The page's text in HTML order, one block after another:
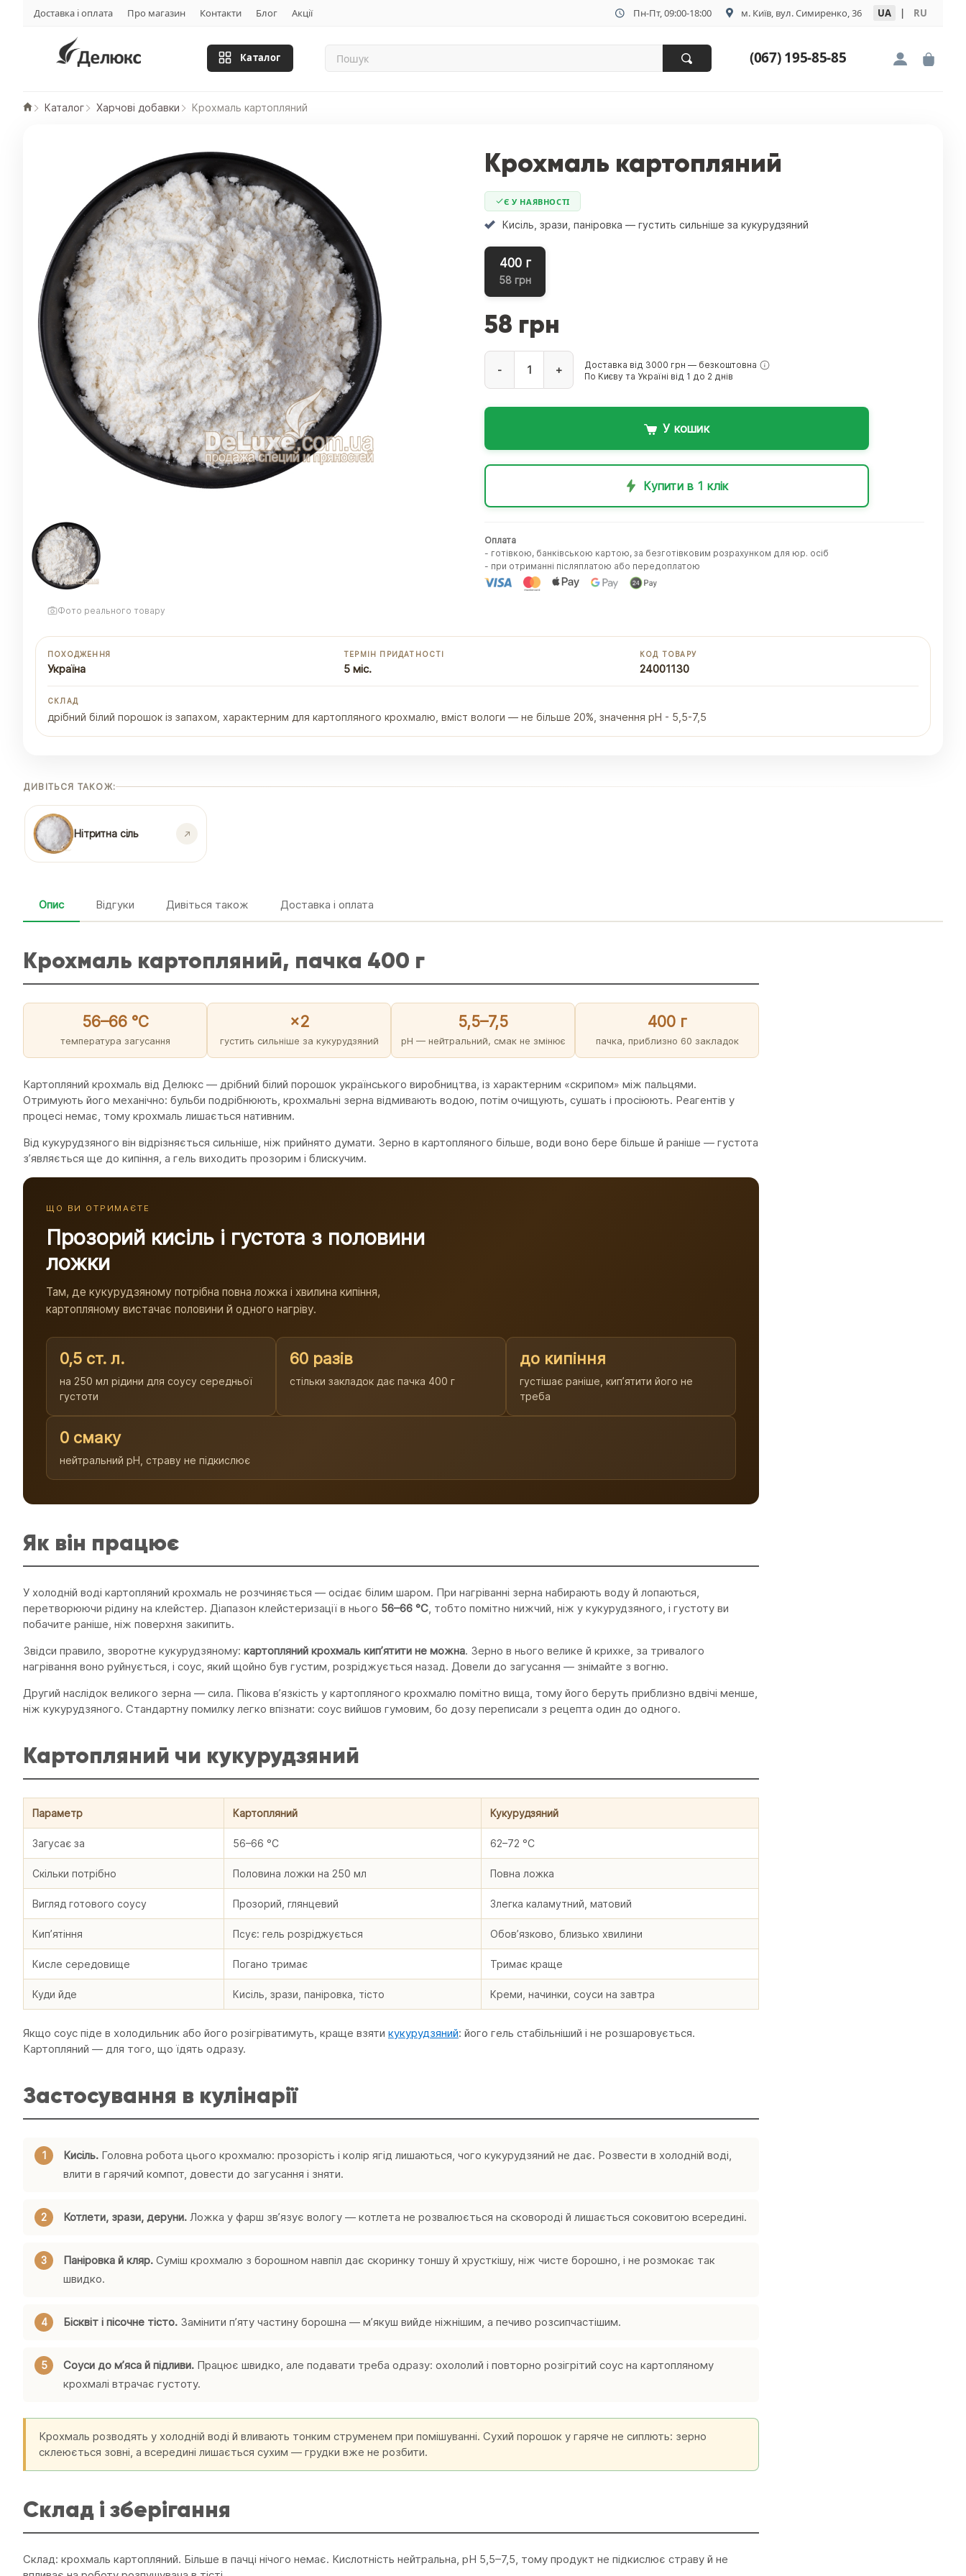
Доставка і оплата Про магазин Контакти Блог Акції Пн-Пт, 09:00-18:00 м. Київ, вул. Симиренко, 36 UA | RU
Каталог (067) 195-85-85
Каталог Харчові добавки Крохмаль картопляний
Фото реального товару
Крохмаль картопляний
Є У НАЯВНОСТІ
Кисіль, зрази, паніровка — густить сильніше за кукурудзяний
400 г
58 грн
58 грн
- +
Доставка від 3000 грн — безкоштовна
По Києву та Україні від 1 до 2 днів
У кошик
Купити в 1 клік
Оплата
- готівкою, банківською картою, за безготівковим розрахунком для юр. осіб
- при отриманні післяплатою або передоплатою
ПОХОДЖЕННЯ
Україна
ТЕРМІН ПРИДАТНОСТІ
5 міс.
КОД ТОВАРУ
24001130
СКЛАД
дрібний білий порошок із запахом, характерним для картопляного крохмалю, вміст вологи — не більше 20%, значення pH - 5,5-7,5
ДИВІТЬСЯ ТАКОЖ:
Нітритна сіль
Опис Відгуки Дивіться також Доставка і оплата
Крохмаль картопляний, пачка 400 г
56–66 °C
температура загусання
×2
густить сильніше за кукурудзяний
5,5–7,5
pH — нейтральний, смак не змінює
400 г
пачка, приблизно 60 закладок
Картопляний крохмаль від Делюкс — дрібний білий порошок українського виробництва, із характерним «скрипом» між пальцями.
Отримують його механічно: бульби подрібнюють, крохмальні зерна відмивають водою, потім очищують, сушать і просіюють. Реагентів у
процесі немає, тому крохмаль лишається нативним.
Від кукурудзяного він відрізняється сильніше, ніж прийнято думати. Зерно в картопляного більше, води воно бере більше й раніше — густота
зʼявляється ще до кипіння, а гель виходить прозорим і блискучим.
ЩО ВИ ОТРИМАЄТЕ
Прозорий кисіль і густота з половини
ложки
Там, де кукурудзяному потрібна повна ложка і хвилина кипіння,
картопляному вистачає половини й одного нагріву.
0,5 ст. л.
на 250 мл рідини для соусу середньої
густоти
60 разів
стільки закладок дає пачка 400 г
до кипіння
густішає раніше, кипʼятити його не
треба
0 смаку
нейтральний pH, страву не підкислює
Як він працює
У холодній воді картопляний крохмаль не розчиняється — осідає білим шаром. При нагріванні зерна набирають воду й лопаються,
перетворюючи рідину на клейстер. Діапазон клейстеризації в нього 56–66 °C, тобто помітно нижчий, ніж у кукурудзяного, і густоту ви
побачите раніше, ніж поверхня закипить.
Звідси правило, зворотне кукурудзяному: картопляний крохмаль кипʼятити не можна. Зерно в нього велике й крихке, за тривалого
нагрівання воно руйнується, і соус, який щойно був густим, розріджується назад. Довели до загусання — знімайте з вогню.
Другий наслідок великого зерна — сила. Пікова вʼязкість у картопляного крохмалю помітно вища, тому його беруть приблизно вдвічі менше,
ніж кукурудзяного. Стандартну помилку легко впізнати: соус вийшов гумовим, бо дозу переписали з рецепта один до одного.
Картопляний чи кукурудзяний
Параметр Картопляний Кукурудзяний
Загусає за 56–66 °C 62–72 °C
Скільки потрібно Половина ложки на 250 мл Повна ложка
Вигляд готового соусу Прозорий, глянцевий Злегка каламутний, матовий
Кипʼятіння Псує: гель розріджується Обовʼязково, близько хвилини
Кисле середовище Погано тримає Тримає краще
Куди йде Кисіль, зрази, паніровка, тісто Креми, начинки, соуси на завтра
Якщо соус піде в холодильник або його розігріватимуть, краще взяти кукурудзяний: його гель стабільніший і не розшаровується.
Картопляний — для того, що їдять одразу.
Застосування в кулінарії
Кисіль. Головна робота цього крохмалю: прозорість і колір ягід лишаються, чого кукурудзяний не дає. Розвести в холодній воді,
влити в гарячий компот, довести до загусання і зняти.
Котлети, зрази, деруни. Ложка у фарш звʼязує вологу — котлета не розвалюється на сковороді й лишається соковитою всередині.
Паніровка й кляр. Суміш крохмалю з борошном навпіл дає скоринку тоншу й хрусткішу, ніж чисте борошно, і не розмокає так
швидко.
Бісквіт і пісочне тісто. Замінити пʼяту частину борошна — мʼякуш вийде ніжнішим, а печиво розсипчастішим.
Соуси до мʼяса й підливи. Працює швидко, але подавати треба одразу: охололий і повторно розігрітий соус на картопляному
крохмалі втрачає густоту.
Крохмаль розводять у холодній воді й вливають тонким струменем при помішуванні. Сухий порошок у гаряче не сиплють: зерно
склеюється зовні, а всередині лишається сухим — грудки вже не розбити.
Склад і зберігання
Склад: крохмаль картопляний. Більше в пачці нічого немає. Кислотність нейтральна, pH 5,5–7,5, тому продукт не підкислює страву й не